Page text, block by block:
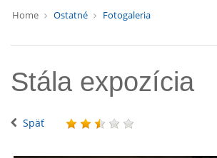
Home Ostatné Fotogaleria
Stála expozícia
Späť